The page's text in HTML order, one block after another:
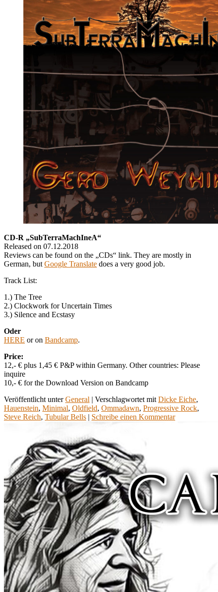
CD-R „SubTerraMachIneA“
Released on 07.12.2018
Reviews can be found on the „CDs“ link. They are mostly in
German, but Google Translate does a very good job.
Track List:
1.) The Tree
2.) Clockwork for Uncertain Times
3.) Silence and Ecstasy
Oder
HERE or on Bandcamp.
Price:
12,- € plus 1,45 € P&P within Germany. Other countries: Please
inquire
10,- € for the Download Version on Bandcamp
Veröffentlicht unter General | Verschlagwortet mit Dicke Eiche,
Hauenstein, Minimal, Oldfield, Ommadawn, Progressive Rock,
Steve Reich, Tubular Bells | Schreibe einen Kommentar